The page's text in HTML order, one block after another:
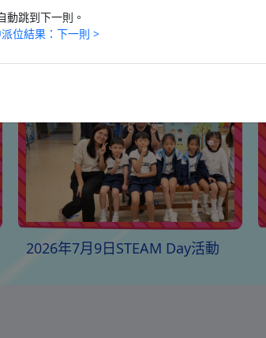
2026年7月9日STEAM Day活動
動跳到下一則。
位結果：下一則 >